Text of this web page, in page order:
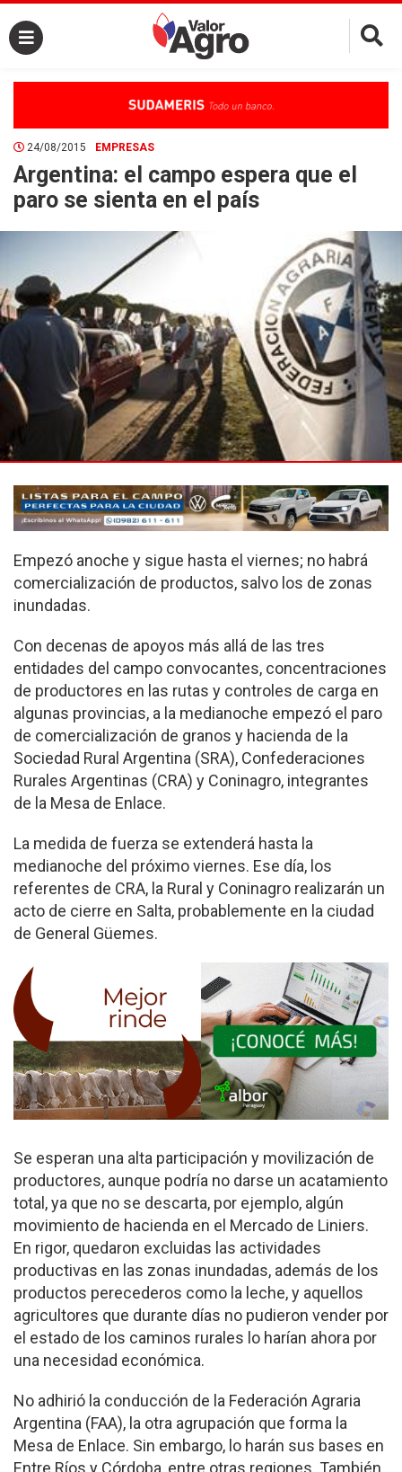
×
24/08/2015 EMPRESAS
Argentina: el campo espera que el
paro se sienta en el país
Empezó anoche y sigue hasta el viernes; no habrá
comercialización de productos, salvo los de zonas
inundadas.
Con decenas de apoyos más allá de las tres
entidades del campo convocantes, concentraciones
de productores en las rutas y controles de carga en
algunas provincias, a la medianoche empezó el paro
de comercialización de granos y hacienda de la
Sociedad Rural Argentina (SRA), Confederaciones
Rurales Argentinas (CRA) y Coninagro, integrantes
de la Mesa de Enlace.
La medida de fuerza se extenderá hasta la
medianoche del próximo viernes. Ese día, los
referentes de CRA, la Rural y Coninagro realizarán un
acto de cierre en Salta, probablemente en la ciudad
de General Güemes.
Se esperan una alta participación y movilización de
productores, aunque podría no darse un acatamiento
total, ya que no se descarta, por ejemplo, algún
movimiento de hacienda en el Mercado de Liniers.
En rigor, quedaron excluidas las actividades
productivas en las zonas inundadas, además de los
productos perecederos como la leche, y aquellos
agricultores que durante días no pudieron vender por
el estado de los caminos rurales lo harían ahora por
una necesidad económica.
No adhirió la conducción de la Federación Agraria
Argentina (FAA), la otra agrupación que forma la
Mesa de Enlace. Sin embargo, lo harán sus bases en
Entre Ríos y Córdoba, entre otras regiones. También